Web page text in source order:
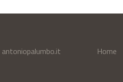
antoniopalumbo.it Home